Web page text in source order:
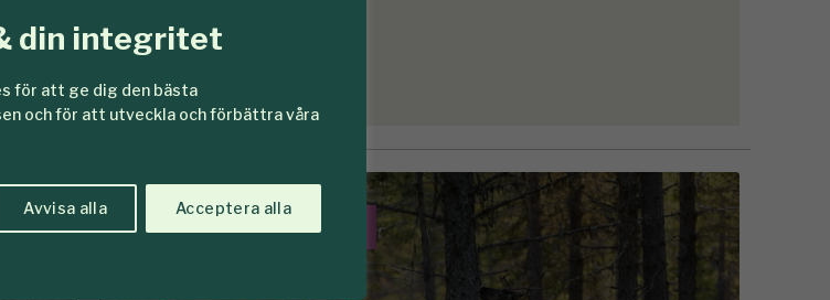
din integritet
för att ge dig den bästa
och för att utveckla och förbättra våra
Avvisa alla Acceptera alla
Föreningen Skogen